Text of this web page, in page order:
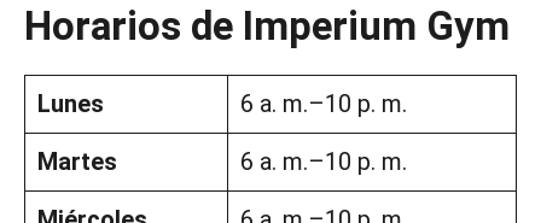
Horarios de Imperium Gym
Lunes
6 a. m.–10 p. m.
Martes
6 a. m.–10 p. m.